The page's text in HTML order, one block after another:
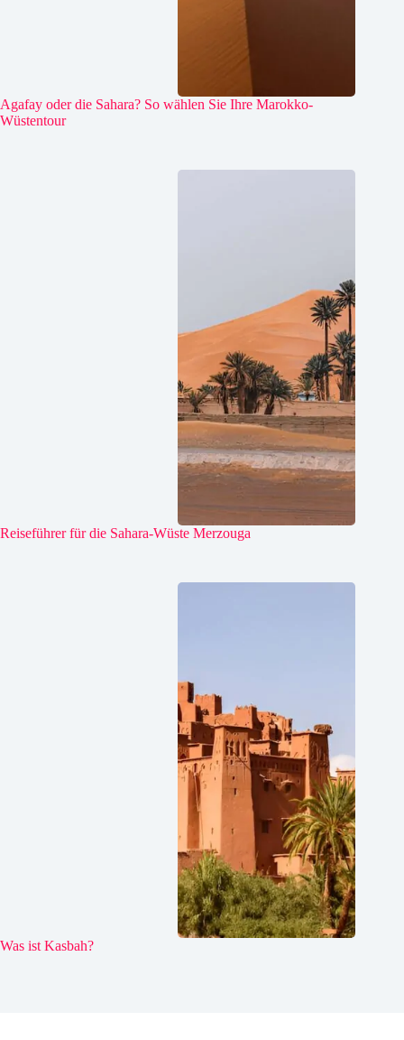
Agafay oder die Sahara? So wählen Sie Ihre Marokko-
Wüstentour
Reiseführer für die Sahara-Wüste Merzouga
Was ist Kasbah?